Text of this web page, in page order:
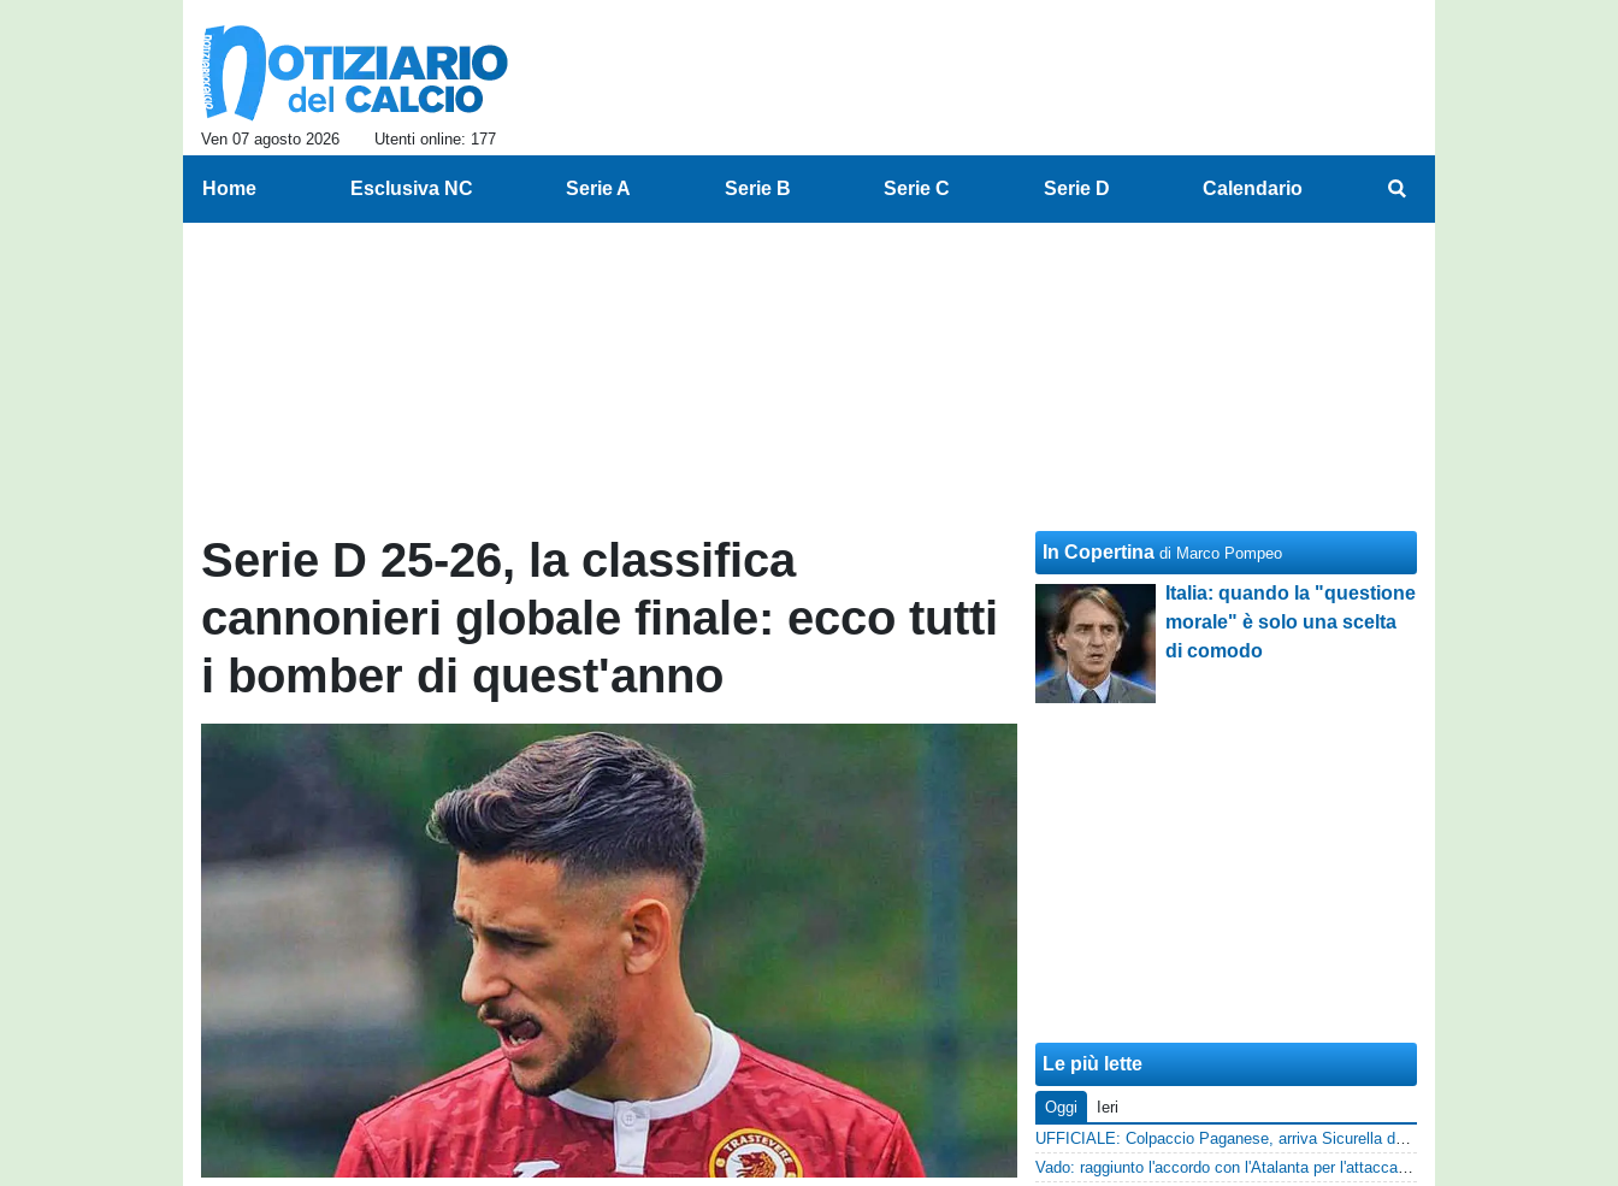
Ven 07 agosto 2026 Utenti online: 177
Home Esclusiva NC Serie A Serie B Serie C Serie D Calendario
Serie D 25-26, la classifica
cannonieri globale finale: ecco tutti
i bomber di quest'anno
In Copertina di Marco Pompeo
Italia: quando la "questione
morale" è solo una scelta
di comodo
Le più lette
Oggi
Ieri
UFFICIALE: Colpaccio Paganese, arriva Sicurella dalla Scafatese
Vado: raggiunto l'accordo con l'Atalanta per l'attaccante Frederick Samuel Ndongue